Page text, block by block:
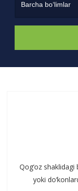
Barcha bo‘limlar
Qog‘oz
yoki